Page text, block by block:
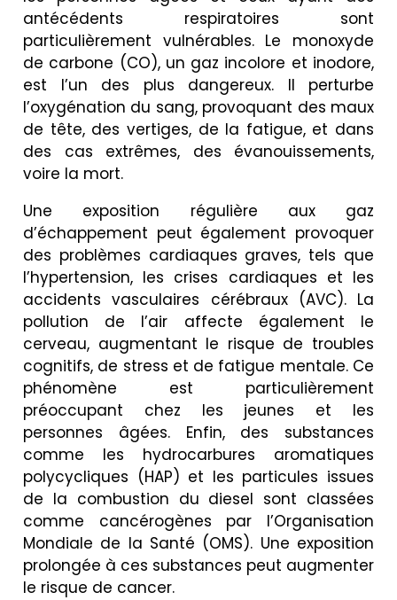
antécédents respiratoires sont
particulièrement vulnérables. Le monoxyde
de carbone (CO), un gaz incolore et inodore,
est l’un des plus dangereux. Il perturbe
l’oxygénation du sang, provoquant des maux
de tête, des vertiges, de la fatigue, et dans
des cas extrêmes, des évanouissements,
voire la mort.
Une exposition régulière aux gaz
d’échappement peut également provoquer
des problèmes cardiaques graves, tels que
l’hypertension, les crises cardiaques et les
accidents vasculaires cérébraux (AVC). La
pollution de l’air affecte également le
cerveau, augmentant le risque de troubles
cognitifs, de stress et de fatigue mentale. Ce
phénomène est particulièrement
préoccupant chez les jeunes et les
personnes âgées. Enfin, des substances
comme les hydrocarbures aromatiques
polycycliques (HAP) et les particules issues
de la combustion du diesel sont classées
comme cancérogènes par l’Organisation
Mondiale de la Santé (OMS). Une exposition
prolongée à ces substances peut augmenter
le risque de cancer.